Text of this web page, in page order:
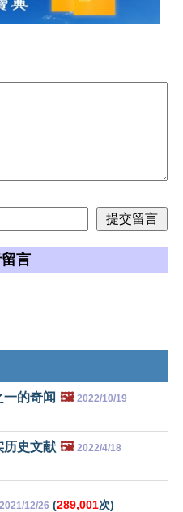
言
的奇闻 🖼️ 2022/10/19
历史文献 🖼️ 2022/4/18
2021/12/26 (289,001次)